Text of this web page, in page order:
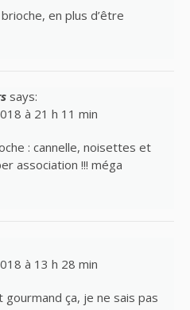
en plus d’être
says:
à 21 h 11 min
: cannelle, noisettes et
association !!! méga
à 13 h 28 min
gourmand ça, je ne sais pas